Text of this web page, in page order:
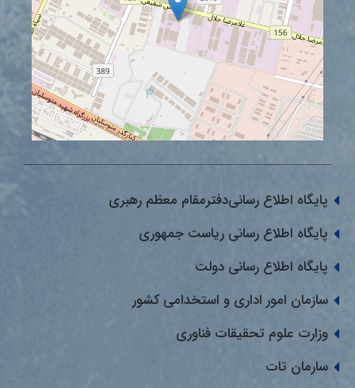
پایگاه اطلاع رسانی‌دفترمقام معظم رهبری
پایگاه اطلاع رسانی ریاست جمهوری
پایگاه اطلاع رسانی دولت
سازمان امور اداری و استخدامی کشور
وزارت علوم تحقیقات فناوری
سارمان تات